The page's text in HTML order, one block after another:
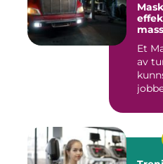
Et
av